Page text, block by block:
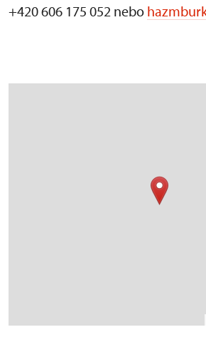
+420 606 175 052 nebo